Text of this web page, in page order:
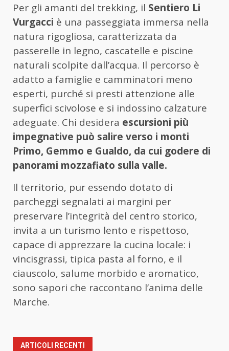
Per gli amanti del trekking, il Sentiero Li
Vurgacci è una passeggiata immersa nella
natura rigogliosa, caratterizzata da
passerelle in legno, cascatelle e piscine
naturali scolpite dall’acqua. Il percorso è
adatto a famiglie e camminatori meno
esperti, purché si presti attenzione alle
superfici scivolose e si indossino calzature
adeguate. Chi desidera escursioni più
impegnative può salire verso i monti
Primo, Gemmo e Gualdo, da cui godere di
panorami mozzafiato sulla valle.
Il territorio, pur essendo dotato di
parcheggi segnalati ai margini per
preservare l’integrità del centro storico,
invita a un turismo lento e rispettoso,
capace di apprezzare la cucina locale: i
vincisgrassi, tipica pasta al forno, e il
ciauscolo, salume morbido e aromatico,
sono sapori che raccontano l’anima delle
Marche.
ARTICOLI RECENTI